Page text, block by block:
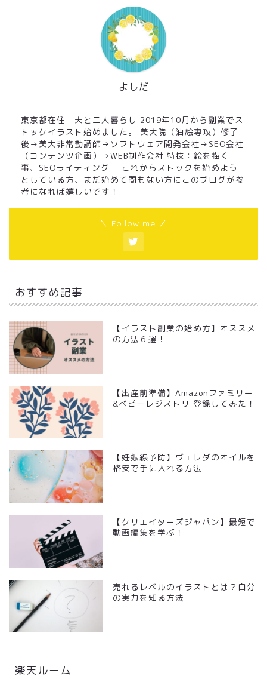
よしだ
東京都在住 夫と二人暮らし 2019年10月から副業でス
トックイラスト始めました。 美大院（油絵専攻）修了
後→美大非常勤講師→ソフトウェア開発会社→SEO会社
（コンテンツ企画）→WEB制作会社 特技：絵を描く
事、SEOライティング これからストックを始めよう
としている方、まだ始めて間もない方にこのブログが参
考になれば嬉しいです！
＼ Follow me ／
おすすめ記事
【イラスト副業の始め方】オススメ
の方法６選！
【出産前準備】Amazonファミリー
&ベビーレジストリ 登録してみた！
【妊娠線予防】ヴェレダのオイルを
格安で手に入れる方法
【クリエイターズジャパン】最短で
動画編集を学ぶ！
売れるレベルのイラストとは？自分
の実力を知る方法
楽天ルーム